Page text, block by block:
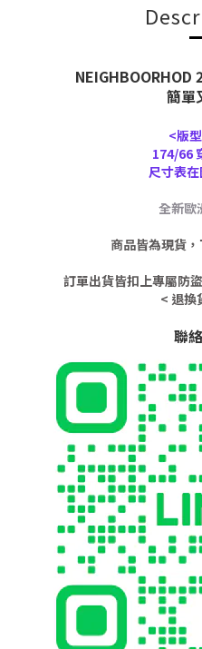
NEIGHBOORHOD
簡單
<版
174/66
尺寸表
全新歐
商品皆為現貨
訂單出貨皆扣上專屬防
< 退換
聯